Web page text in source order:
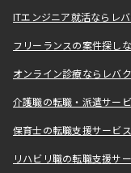
ITエンジニア就活ならレ
フリーランスの案件探し
オンライン診療ならレバ
介護職の転職・派遣サー
保育士の転職支援サービ
リハビリ職の転職支援サ